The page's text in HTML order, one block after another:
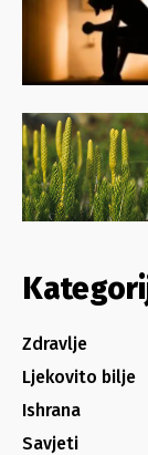
Zdravlje
Ljekovito bilje
Ishrana
Savjeti